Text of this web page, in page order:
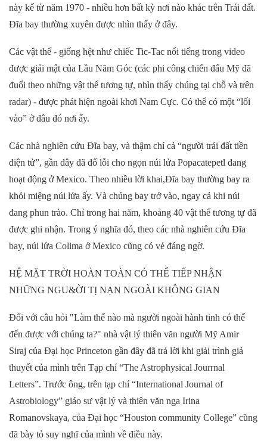
này kể từ năm 1970 - nhiều hơn bất kỳ nơi nào khác trên Trái đất.
Đĩa bay thường xuyên được nhìn thấy ở đây.
Các vật thể - giống hệt như chiếc Tic-Tac nổi tiếng trong video
được giải mật của Lầu Năm Góc (các phi công chiến đấu Mỹ đã
đuổi theo những vật thể tương tự, nhìn thấy chúng tại chỗ và trên
radar) - được phát hiện ngoài khơi Nam Cực. Có thể có một “lối
vào” ở đâu đó nơi ấy.
Các nhà nghiên cứu Đĩa bay, và thậm chí cả “người trái đất tiền
điện tử”, gần đây đã đổ lỗi cho ngọn núi lửa Popacatepetl đang
hoạt động ở Mexico. Theo nhiều lời khai,Đĩa bay thường bay ra
khỏi miệng núi lửa ấy. Và chúng bay trở vào, ngay cả khi núi
đang phun trào. Chỉ trong hai năm, khoảng 40 vật thể tương tự đã
được ghi nhận. Trong ý nghĩa đó, theo các nhà nghiên cứu Đĩa
bay, núi lửa Colima ở Mexico cũng có vẻ đáng ngờ.
HỆ MẶT TRỜI HOÀN TOÀN CÓ THỂ TIẾP NHẬN
NHỮNG NGU&ỜI TỊ NẠN NGOÀI KHÔNG GIAN
Đối với câu hỏi "Làm thế nào mà người ngoài hành tinh có thể
đến được với chúng ta?" nhà vật lý thiên văn người Mỹ Amir
Siraj của Đại học Princeton gần đây đã trả lời khi giải trình giả
thuyết của mình trên Tạp chí “The Astrophysical Jourrnal
Letters”. Trước ông, trên tạp chí “International Journal of
Astrobiology” giáo sư vật lý và thiên văn nga Irina
Romanovskaya, của Đại học “Houston community College” cũng
đã bày tỏ suy nghĩ của mình về điều này.